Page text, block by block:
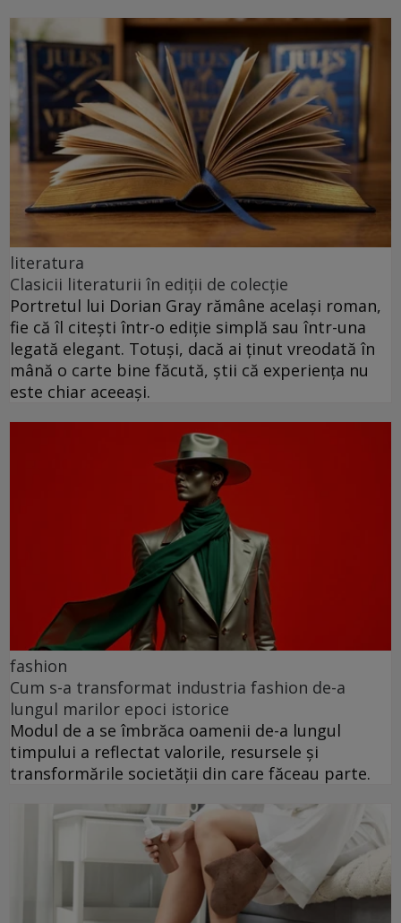
literatura
Clasicii literaturii în ediții de colecție
Portretul lui Dorian Gray rămâne același roman,
fie că îl citești într-o ediție simplă sau într-una
legată elegant. Totuși, dacă ai ținut vreodată în
mână o carte bine făcută, știi că experiența nu
este chiar aceeași.
fashion
Cum s-a transformat industria fashion de-a
lungul marilor epoci istorice
Modul de a se îmbrăca oamenii de-a lungul
timpului a reflectat valorile, resursele și
transformările societății din care făceau parte.